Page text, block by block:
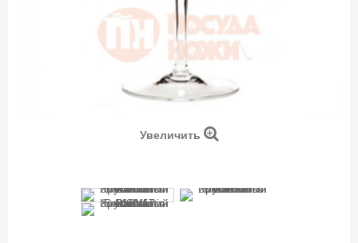
Увеличить